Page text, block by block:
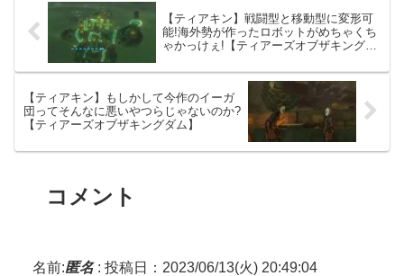
【ティアキン】戦闘型と移動型に変形可
能!海外勢が作ったロボットがめちゃくち
ゃかっけぇ!【ティアーズオブザキングダ
【ティアキン】もしかして今作のイーガ
団ってそんなに悪いやつらじゃないのか?
【ティアーズオブザキングダム】
コメント
名前:匿名: 投稿日：2023/06/13(火) 20:49:04